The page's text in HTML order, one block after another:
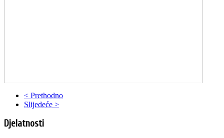
< Prethodno
Slijedeće >
Djelatnosti